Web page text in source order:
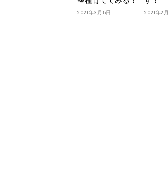
2021年3月5日 2021年2